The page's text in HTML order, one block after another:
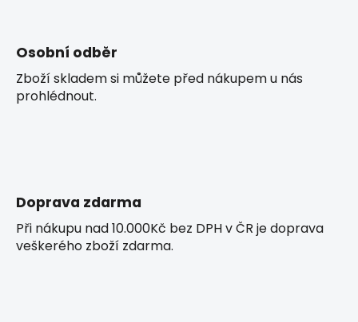
s
Osobní odběr
Zboží skladem si můžete před nákupem u nás
prohlédnout.
Doprava zdarma
Při nákupu nad 10.000Kč bez DPH v ČR je doprava
veškerého zboží zdarma.